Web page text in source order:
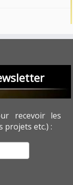
recevoir les
projets etc.) :